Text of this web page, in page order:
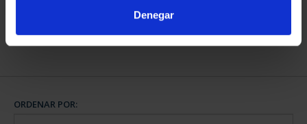
Denegar
ORDENAR POR: